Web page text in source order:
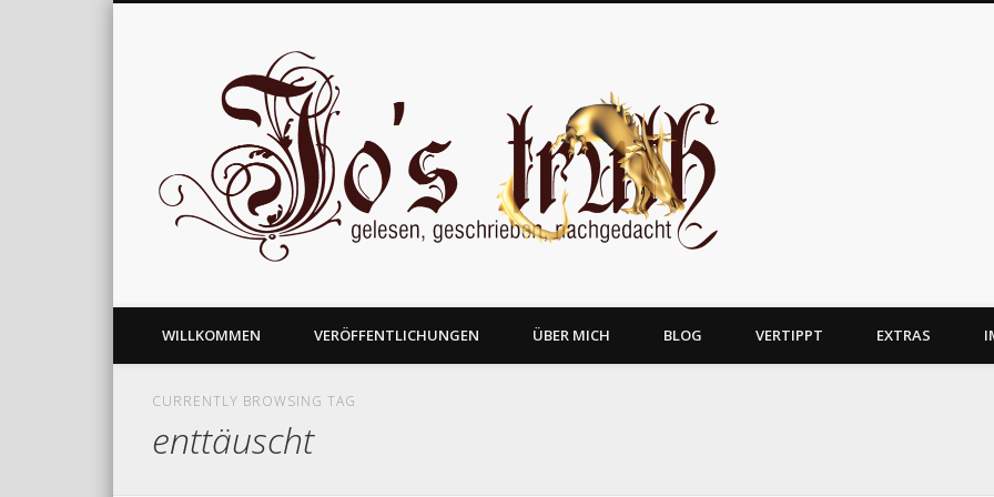
gelesen, geschrieben und nachgedacht
WILLKOMMEN VERÖFFENTLICHUNGEN ÜBER MICH BLOG VERTIPPT EXTRAS
CURRENTLY BROWSING TAG
enttäuscht